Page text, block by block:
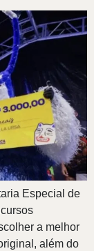
Especial de
a melhor
além do